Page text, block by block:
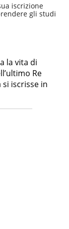
iscrizione
gli studi
la vita di
Re
si iscrisse in